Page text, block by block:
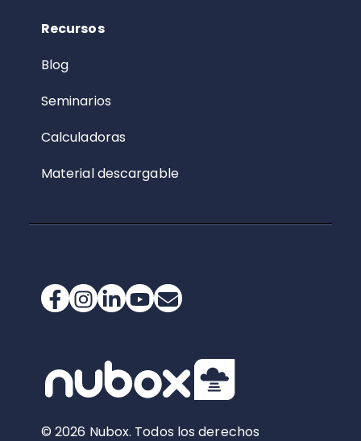
Recursos
Blog
Seminarios
Calculadoras
Material descargable
© 2026 Nubox. Todos los derechos